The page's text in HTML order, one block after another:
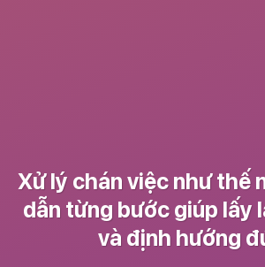
Xử lý chán việc như thế
dẫn từng bước giúp lấy
và định hướng